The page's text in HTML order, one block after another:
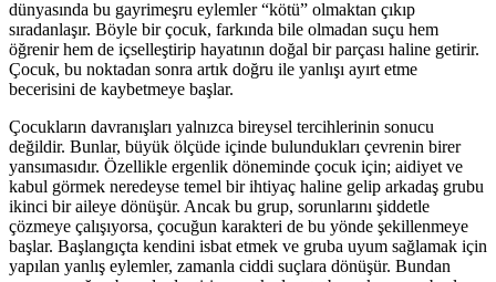
dünyasında bu gayrimeşru eylemler “kötü” olmaktan çıkıp
sıradanlaşır. Böyle bir çocuk, farkında bile olmadan suçu hem
öğrenir hem de içselleştirip hayatının doğal bir parçası haline getirir.
Çocuk, bu noktadan sonra artık doğru ile yanlışı ayırt etme
becerisini de kaybetmeye başlar.
Çocukların davranışları yalnızca bireysel tercihlerinin sonucu
değildir. Bunlar, büyük ölçüde içinde bulundukları çevrenin birer
yansımasıdır. Özellikle ergenlik döneminde çocuk için; aidiyet ve
kabul görmek neredeyse temel bir ihtiyaç haline gelip arkadaş grubu
ikinci bir aileye dönüşür. Ancak bu grup, sorunlarını şiddetle
çözmeye çalışıyorsa, çocuğun karakteri de bu yönde şekillenmeye
başlar. Başlangıçta kendini isbat etmek ve gruba uyum sağlamak için
yapılan yanlış eylemler, zamanla ciddi suçlara dönüşür. Bundan